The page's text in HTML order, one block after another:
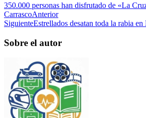
350.000 personas han disfrutado de «La
CarrascoAnterior
SiguienteEstrellados desatan toda la rabia
Sobre el autor